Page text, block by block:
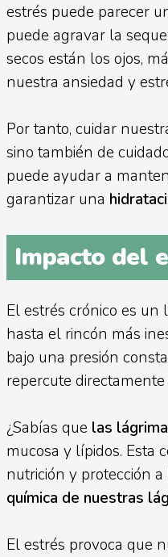
estrés puede parecer
puede agravar la
secos están los ojos,
nuestra ansiedad y
Por tanto, cuidar
sino también de
puede ayudar a
garantizar una
Impacto del
El estrés crónico es un
hasta el rincón más
bajo una presión
repercute
¿Sabías que las
mucosa y lípidos. Esta
nutrición y protección
química de nuestras
El estrés provoca que